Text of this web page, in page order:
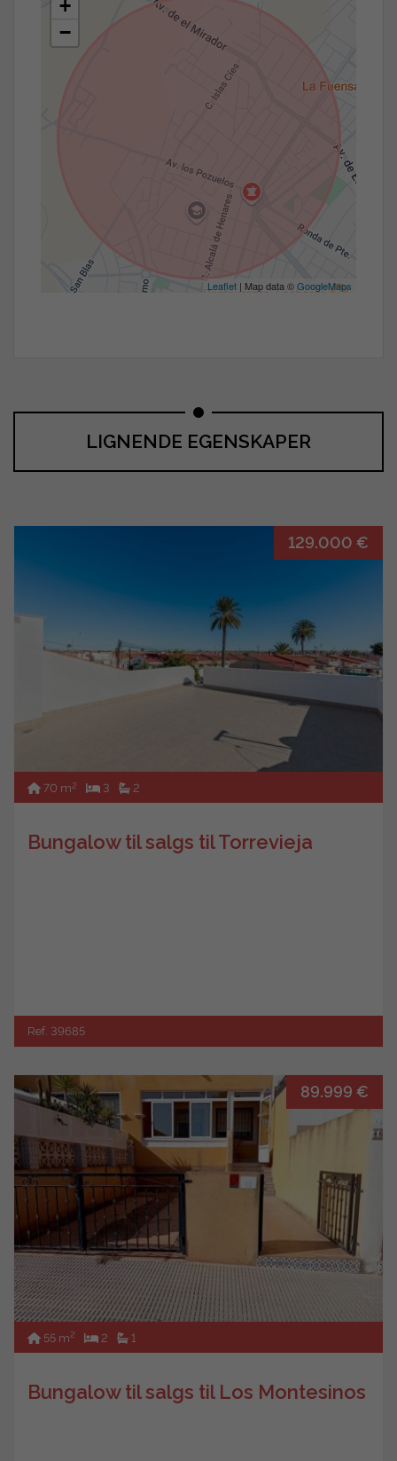
+
−
Leaflet | Map data ©GoogleMaps
LIGNENDE EGENSKAPER
129.000 €
70 m2 3 2
Bungalow til salgs til Torrevieja
Ref. 39685
89.999 €
55 m2 2 1
Bungalow til salgs til Los Montesinos